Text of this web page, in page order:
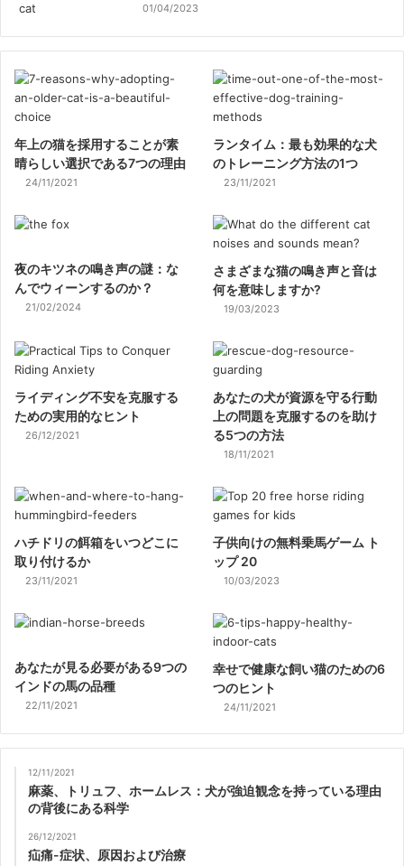
01/04/2023
年上の猫を採用することが素
晴らしい選択である7つの理由
24/11/2021
ランタイム：最も効果的な犬
のトレーニング方法の1つ
23/11/2021
夜のキツネの鳴き声の謎：な
んでウィーンするのか？
21/02/2024
さまざまな猫の鳴き声と音は
何を意味しますか?
19/03/2023
ライディング不安を克服する
ための実用的なヒント
26/12/2021
あなたの犬が資源を守る行動
上の問題を克服するのを助け
る5つの方法
18/11/2021
ハチドリの餌箱をいつどこに
取り付けるか
23/11/2021
子供向けの無料乗馬ゲーム ト
ップ 20
10/03/2023
あなたが見る必要がある9つの
インドの馬の品種
22/11/2021
幸せで健康な飼い猫のための6
つのヒント
24/11/2021
12/11/2021
麻薬、トリュフ、ホームレス：犬が強迫観念を持っている理由
の背後にある科学
26/12/2021
疝痛-症状、原因および治療